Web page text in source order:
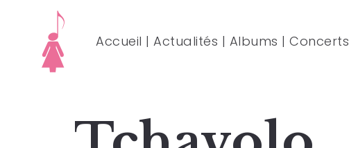
Accueil | Actualités | Albums | Concerts